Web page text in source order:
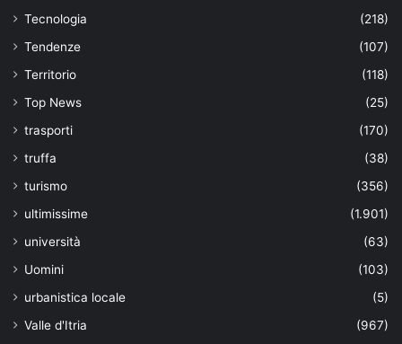
Tecnologia
(218)
Tendenze
(107)
Territorio
(118)
Top News
(25)
trasporti
(170)
truffa
(38)
turismo
(356)
ultimissime
(1.901)
università
(63)
Uomini
(103)
urbanistica locale
(5)
Valle d'Itria
(967)